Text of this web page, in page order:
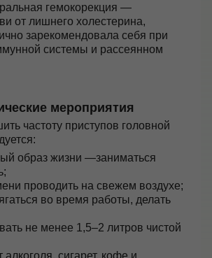
гемокорекция —
от лишнего холестерина,
зарекомендовала себя при
системы и рассеянном
мероприятия
частоту приступов головной
образ жизни —заниматься
проводить на свежем воздухе;
во время работы, делать
не менее 1,5–2 литров чистой
алкоголя, сигарет, кофе и